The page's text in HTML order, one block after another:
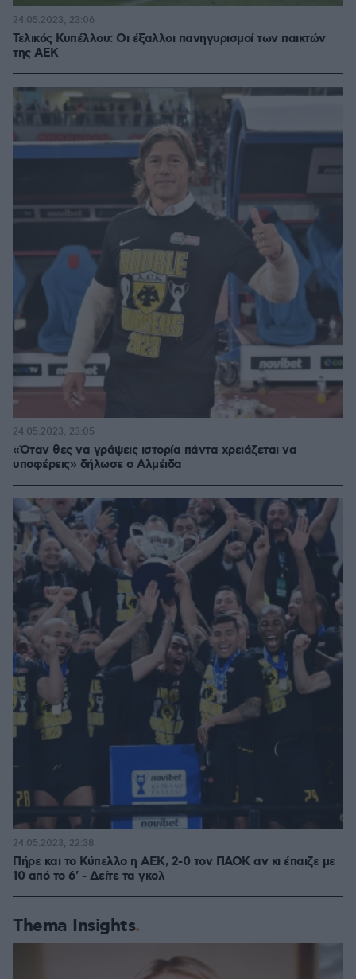
Τελικός Κυπέλλου: Οι έξαλλοι πανηγυρισμοί των παικτών
της ΑΕΚ
24.05.2023, 23:06
«Όταν θες να γράψεις ιστορία πάντα χρειάζεται να
υποφέρεις» δήλωσε ο Αλμέιδα
24.05.2023, 23:05
Πήρε και το Κύπελλο η ΑΕΚ, 2-0 τον ΠΑΟΚ αν κι έπαιζε με
10 από το 6' - Δείτε τα γκολ
24.05.2023, 22:38
Thema Insights